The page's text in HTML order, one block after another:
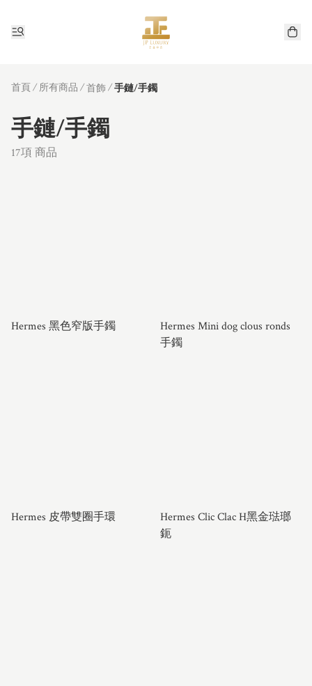
首頁/ 所有商品 /首飾/手鏈/手鐲
手鏈/手鐲
17項 商品
Hermes 黑色窄版手鐲
Hermes Mini dog clous ronds
手鐲
Hermes 皮帶雙圈手環
Hermes Clic Clac H黑金琺瑯
鈪